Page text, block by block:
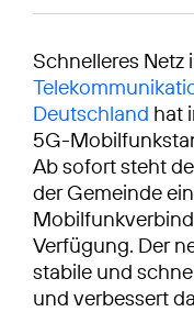
Schnelleres Netz
Deutschland hat
5G-
Ab sofort steht
der Gemeinde
Verfügung. Der
stabile und
und verbessert